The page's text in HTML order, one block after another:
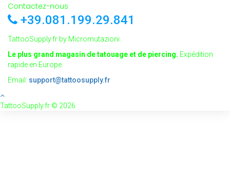
Contactez-nous
+39.081.199.29.841
TattooSupply.fr by Micromutazioni.
Le plus grand magasin de tatouage et de piercing. Expédition
rapide en Europe.
Email: support@tattoosupply.fr
TattooSupply.fr © 2026